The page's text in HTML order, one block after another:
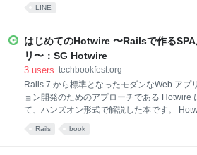
putchom（Ryo Fukushima） GMOペパボ株式
す。Web アプリケーション開発にはまだ向
った印象を持た れている方も多いようです。
実際に使ってみると、むしろ高級言語に近い
こ数年で Web アプリケーション開発のため
ステム も十分に発展してきており、開発に困
あまりありません。勘所さえ押さえること
ば、Web アプリケーション開発においても
LINE
はじめてのHotwire 〜Railsで作る
リ〜：SG Hotwire
3 users techbookfest.org
Rails 7 から標準となったモダンなWeb アプ
ョン開発のためのアプローチである Hotwire
て、ハンズオン形式で解説した本です。
Rails book